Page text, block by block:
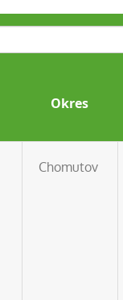
Okres
Chomutov